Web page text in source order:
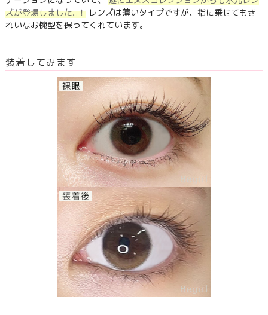
ズが登場しました…！レンズは薄いタイプですが、指に乗せてもき
れいなお椀型を保ってくれています。
装着してみます